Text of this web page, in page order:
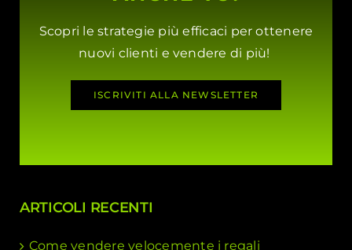
Scopri le strategie più efficaci per ottenere
nuovi clienti e vendere di più!
ISCRIVITI ALLA NEWSLETTER
ARTICOLI RECENTI
Come vendere velocemente i regali